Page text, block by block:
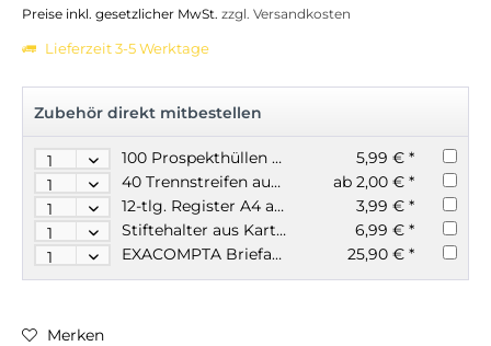
Preise inkl. gesetzlicher MwSt. zzgl. Versandkosten
Lieferzeit 3-5 Werktage
Zubehör direkt mitbestellen
100 Prospekthüllen A4 50my glasklar
5,99 € *
40 Trennstreifen aus Karton 4 Farben
ab 2,00 € *
12-tlg. Register A4 aus Manila Karton EXACOMPTA
3,99 € *
Stiftehalter aus Karton beschichtet EXACOMPTA Aquarel
6,99 € *
EXACOMPTA Briefablage 4 Farben Blauer Engel
25,90 € *
Merken